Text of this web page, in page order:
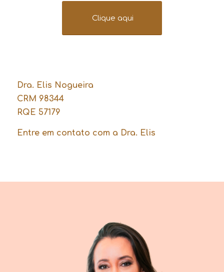
Clique aqui
Dra. Elis Nogueira
CRM 98344
RQE 57179
Entre em contato com a Dra. Elis